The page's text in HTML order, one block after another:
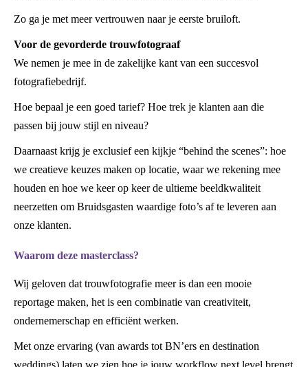
Zo ga je met meer vertrouwen naar je eerste bruiloft.
Voor de gevorderde trouwfotograaf
We nemen je mee in de zakelijke kant van een succesvol
fotografiebedrijf.
Hoe bepaal je een goed tarief? Hoe trek je klanten aan die
passen bij jouw stijl en niveau?
Daarnaast krijg je exclusief een kijkje “behind the scenes”: hoe
we creatieve keuzes maken op locatie, waar we rekening mee
houden en hoe we keer op keer de ultieme beeldkwaliteit
neerzetten om Bruidsgasten waardige foto’s af te leveren aan
onze klanten.
Waarom deze masterclass?
Wij geloven dat trouwfotografie meer is dan een mooie
reportage maken, het is een combinatie van creativiteit,
ondernemerschap en efficiënt werken.
Met onze ervaring (van awards tot BN’ers en destination
weddings) laten we zien hoe je jouw workflow next level brengt